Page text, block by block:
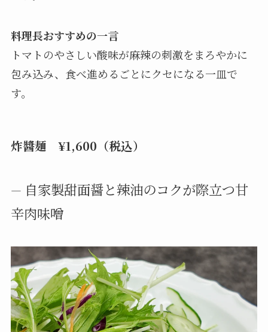
料理長おすすめの一言
トマトのやさしい酸味が麻辣の刺激をまろやかに
包み込み、食べ進めるごとにクセになる一皿で
す。
炸醬麺¥1,600（税込）
― 自家製甜面醤と辣油のコクが際立つ甘
辛肉味噌